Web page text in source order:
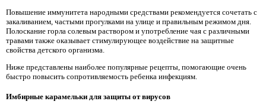
Повышение иммунитета народными средствами рекомендуется сочетать с
закаливанием, частыми прогулками на улице и правильным режимом дня.
Полоскание горла солевым раствором и употребление чая с различными
травами также оказывает стимулирующее воздействие на защитные
свойства детского организма.
Ниже представлены наиболее популярные рецепты, помогающие очень
быстро повысить сопротивляемость ребенка инфекциям.
Имбирные карамельки для защиты от вирусов